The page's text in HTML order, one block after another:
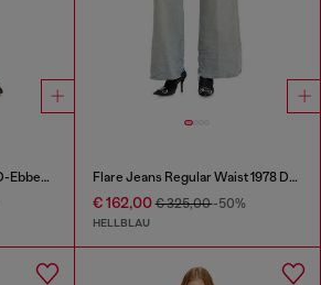
Bootcut Low Waist 2069 D-Ebbey Joggjeans® Flare Jeans Regular Waist 1978 D-Akemi
€ 162,00€ 325,00-50%
HELLBLAU